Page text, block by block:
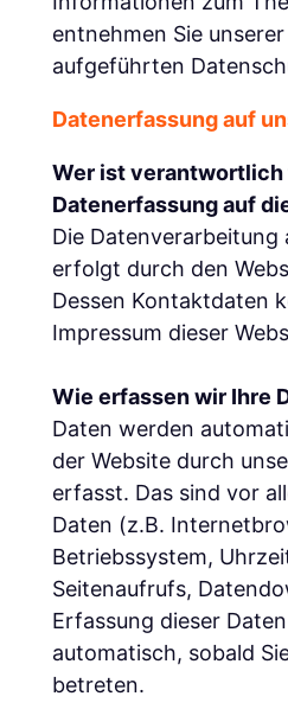
entnehmen Sie
aufgeführten
Datenerfassung auf
Wer ist verantwortlich
Datenerfassung auf
Die Datenverarbeitung
erfolgt durch den
Dessen Kontaktdaten
Impressum dieser
Wie erfassen wir Ihre
Daten werden
der Website durch
erfasst. Das sind vor
Daten (z.B.
Betriebssystem,
Seitenaufrufs,
Erfassung dieser
automatisch, sobald
betreten.